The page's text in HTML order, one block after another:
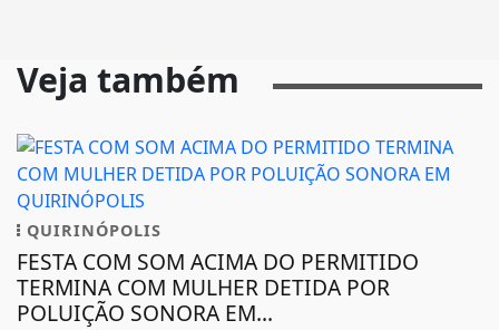
Veja também
QUIRINÓPOLIS
FESTA COM SOM ACIMA DO PERMITIDO
TERMINA COM MULHER DETIDA POR
POLUIÇÃO SONORA EM...